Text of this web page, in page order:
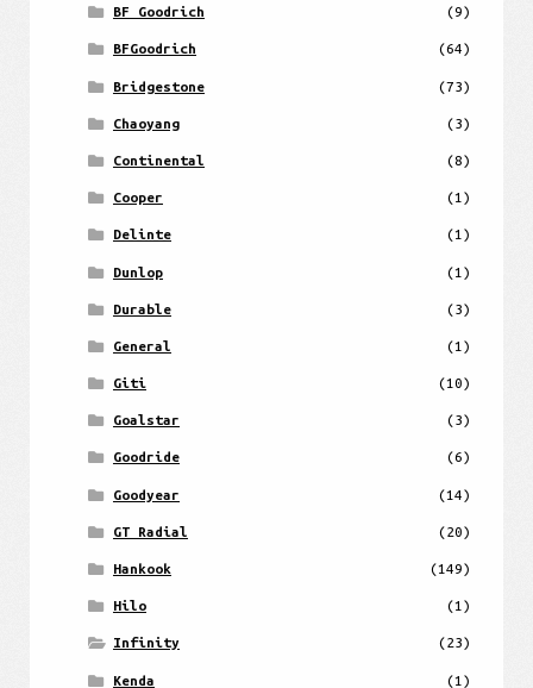
BF Goodrich (9)
BFGoodrich (64)
Bridgestone (73)
Chaoyang (3)
Continental (8)
Cooper (1)
Delinte (1)
Dunlop (1)
Durable (3)
General (1)
Giti (10)
Goalstar (3)
Goodride (6)
Goodyear (14)
GT Radial (20)
Hankook (149)
Hilo (1)
Infinity (23)
Kenda (1)